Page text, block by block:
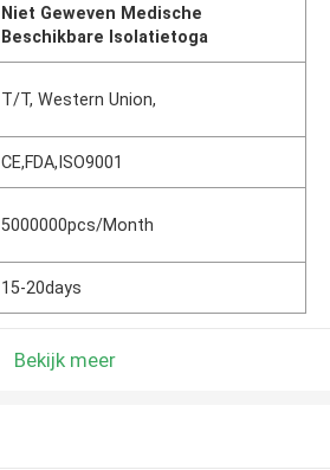
Niet Geweven Medische
Beschikbare Isolatietoga
T/T, Western Union,
CE,FDA,ISO9001
5000000pcs/Month
15-20days
Bekijk meer